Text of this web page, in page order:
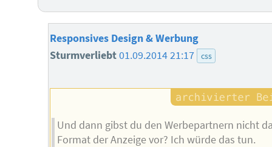
Responsives Design & Werbung
Sturmverliebt01.09.2014 21:17 css
Und dann gibst du den Werbepartnern nicht
Format der Anzeige vor? Ich würde das tun.